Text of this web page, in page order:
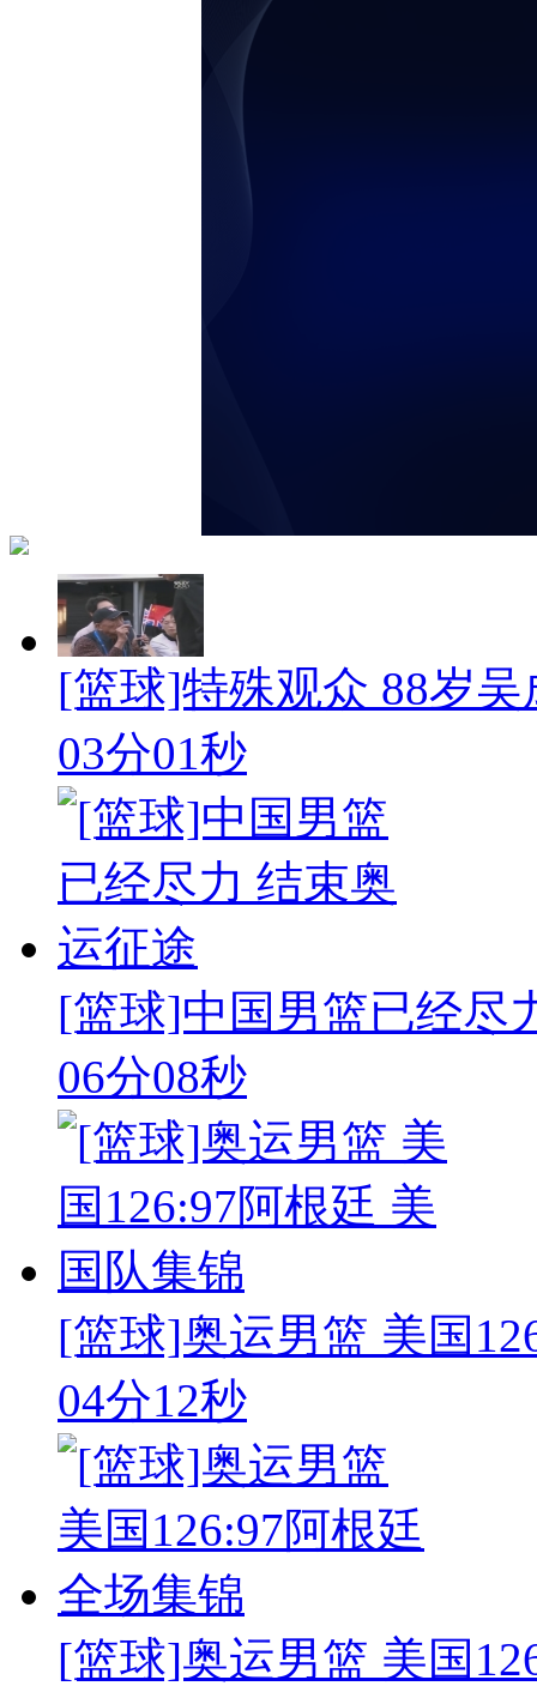
[篮球]特殊观众 88岁
03分01秒
[篮球]中国男篮已经尽
06分08秒
[篮球]奥运男篮 美国
04分12秒
[篮球]奥运男篮 美国